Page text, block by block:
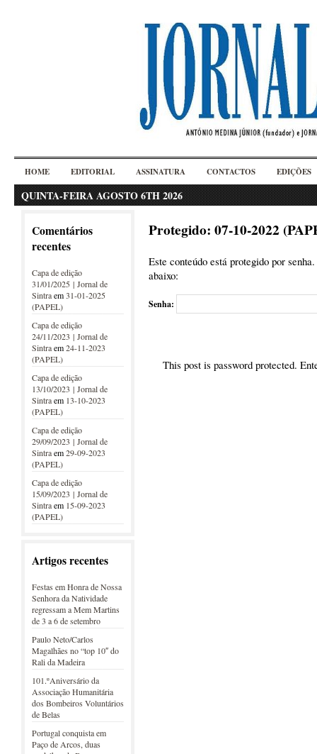
HOME EDITORIAL ASSINATURA CONTACTOS EDIÇÕES
QUINTA-FEIRA AGOSTO 6TH 2026
Comentários
recentes
Capa de edição
31/01/2025 | Jornal de
Sintraem31-01-2025
(PAPEL)
Capa de edição
24/11/2023 | Jornal de
Sintraem24-11-2023
(PAPEL)
Capa de edição
13/10/2023 | Jornal de
Sintraem 13-10-2023
(PAPEL)
Capa de edição
29/09/2023 | Jornal de
Sintraem29-09-2023
(PAPEL)
Capa de edição
15/09/2023 | Jornal de
Sintraem 15-09-2023
(PAPEL)
Artigos recentes
Festas em Honra de Nossa
Senhora da Natividade
regressam a Mem Martins
de 3 a 6 de setembro
Paulo Neto/Carlos
Magalhães no “top 10″ do
Rali da Madeira
101.ºAniversário da
Associação Humanitária
dos Bombeiros Voluntários
de Belas
Portugal conquista em
Paço de Arcos, duas
Protegido: 07-10-2022
Este conteúdo está protegido por
abaixo:
Senha:
This post is password protected.